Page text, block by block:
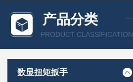
产品分类
PRODUCT CLASSIFICATION
数显扭矩扳手